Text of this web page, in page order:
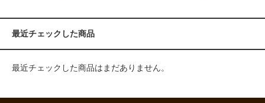
最近チェックした商品
最近チェックした商品はまだありません。